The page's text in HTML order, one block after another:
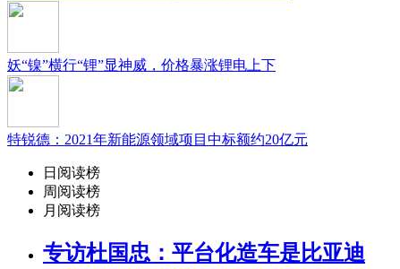
妖“镍”横行“锂”显神威，价格暴涨锂电上下
特锐德：2021年新能源领域项目中标额约20亿元
日阅读榜
周阅读榜
月阅读榜
专访杜国忠：平台化造车是比亚迪